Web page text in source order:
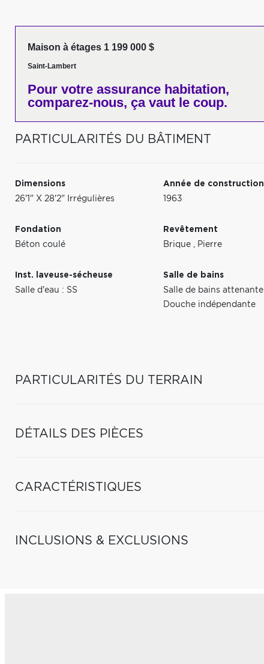
Maison à étages 1 199 000 $
Saint-Lambert
Pour votre assurance habitation,
comparez-nous, ça vaut le coup.
PARTICULARITÉS DU BÂTIMENT
Dimensions
26'1" X 28'2" Irrégulières
Année de construction
1963
Fondation
Béton coulé
Revêtement
Brique , Pierre
Inst. laveuse-sécheuse
Salle d'eau : SS
Salle de bains
Salle de bains attenante
Douche indépendante
PARTICULARITÉS DU TERRAIN
DÉTAILS DES PIÈCES
CARACTÉRISTIQUES
INCLUSIONS & EXCLUSIONS